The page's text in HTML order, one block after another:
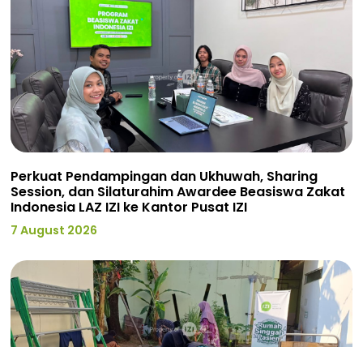
Perkuat Pendampingan dan Ukhuwah, Sharing
Session, dan Silaturahim Awardee Beasiswa Zakat
Indonesia LAZ IZI ke Kantor Pusat IZI
7 August 2026